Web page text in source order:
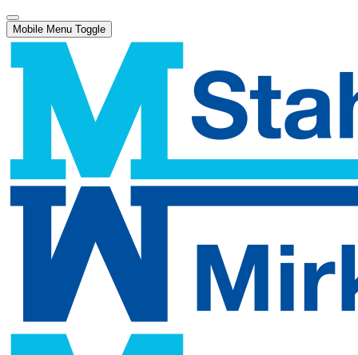
Mobile Menu Toggle